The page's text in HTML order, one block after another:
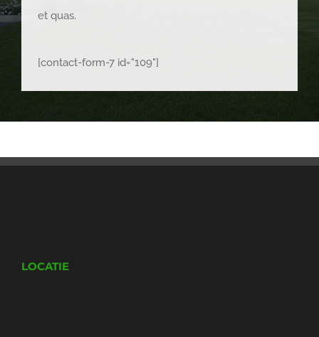
et quas.
[contact-form-7 id="109"]
LOCATIE